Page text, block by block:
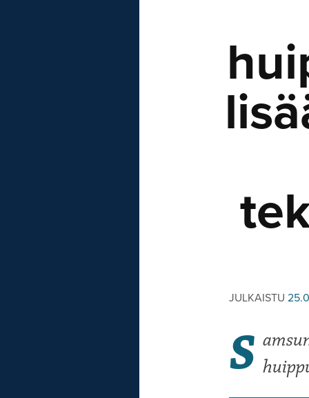
JULKAISTU
S